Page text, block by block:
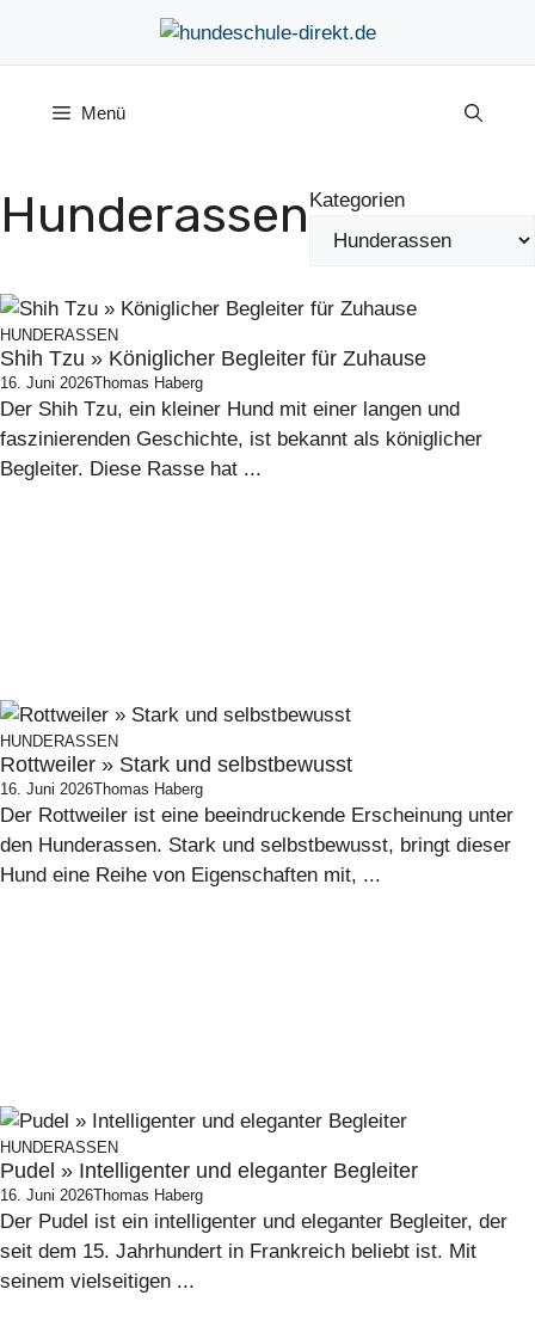
springen
Menü
Hunderassen Kategorien
HUNDERASSEN
Shih Tzu » Königlicher Begleiter für Zuhause
16. Juni 2026Thomas Haberg
Der Shih Tzu, ein kleiner Hund mit einer langen und
faszinierenden Geschichte, ist bekannt als königlicher
Begleiter. Diese Rasse hat ...
HUNDERASSEN
Rottweiler » Stark und selbstbewusst
16. Juni 2026Thomas Haberg
Der Rottweiler ist eine beeindruckende Erscheinung unter
den Hunderassen. Stark und selbstbewusst, bringt dieser
Hund eine Reihe von Eigenschaften mit, ...
HUNDERASSEN
Pudel » Intelligenter und eleganter Begleiter
16. Juni 2026Thomas Haberg
Der Pudel ist ein intelligenter und eleganter Begleiter, der
seit dem 15. Jahrhundert in Frankreich beliebt ist. Mit
seinem vielseitigen ...